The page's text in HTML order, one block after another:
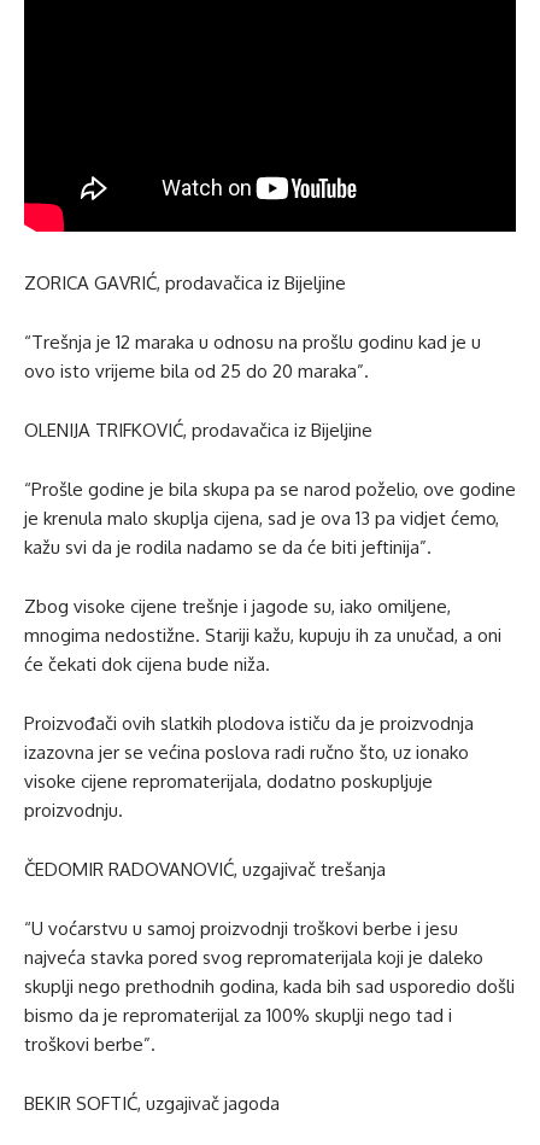
ZORICA GAVRIĆ, prodavačica iz Bijeljine
“Trešnja je 12 maraka u odnosu na prošlu godinu kad je u
ovo isto vrijeme bila od 25 do 20 maraka”.
OLENIJA TRIFKOVIĆ, prodavačica iz Bijeljine
“Prošle godine je bila skupa pa se narod poželio, ove godine
je krenula malo skuplja cijena, sad je ova 13 pa vidjet ćemo,
kažu svi da je rodila nadamo se da će biti jeftinija”.
Zbog visoke cijene trešnje i jagode su, iako omiljene,
mnogima nedostižne. Stariji kažu, kupuju ih za unučad, a oni
će čekati dok cijena bude niža.
Proizvođači ovih slatkih plodova ističu da je proizvodnja
izazovna jer se većina poslova radi ručno što, uz ionako
visoke cijene repromaterijala, dodatno poskupljuje
proizvodnju.
ČEDOMIR RADOVANOVIĆ, uzgajivač trešanja
“U voćarstvu u samoj proizvodnji troškovi berbe i jesu
najveća stavka pored svog repromaterijala koji je daleko
skuplji nego prethodnih godina, kada bih sad usporedio došli
bismo da je repromaterijal za 100% skuplji nego tad i
troškovi berbe”.
BEKIR SOFTIĆ, uzgajivač jagoda